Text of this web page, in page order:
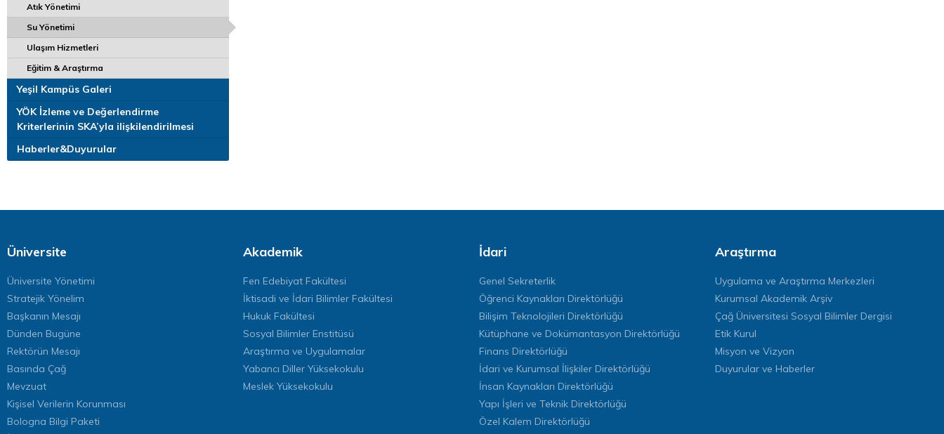
Atık Yönetimi
Su Yönetimi
Ulaşım Hizmetleri
Eğitim & Araştırma
Yeşil Kampüs Galeri
YÖK İzleme ve Değerlendirme
Kriterlerinin SKA’yla ilişkilendirilmesi
Haberler&Duyurular
Üniversite
Üniversite Yönetimi
Stratejik Yönelim
Başkanın Mesajı
Dünden Bugüne
Rektörün Mesajı
Basında Çağ
Mevzuat
Kişisel Verilerin Korunması
Bologna Bilgi Paketi
Akademik
Fen Edebiyat Fakültesi
İktisadi ve İdari Bilimler Fakültesi
Hukuk Fakültesi
Sosyal Bilimler Enstitüsü
Araştırma ve Uygulamalar
Yabancı Diller Yüksekokulu
Meslek Yüksekokulu
İdari
Genel Sekreterlik
Öğrenci Kaynakları Direktörlüğü
Bilişim Teknolojileri Direktörlüğü
Kütüphane ve Dokümantasyon Direktörlüğü
Finans Direktörlüğü
İdari ve Kurumsal İlişkiler Direktörlüğü
İnsan Kaynakları Direktörlüğü
Yapı İşleri ve Teknik Direktörlüğü
Özel Kalem Direktörlüğü
Araştırma
Uygulama ve Araştırma Merkezleri
Kurumsal Akademik Arşiv
Çağ Üniversitesi Sosyal Bilimler Dergisi
Etik Kurul
Misyon ve Vizyon
Duyurular ve Haberler